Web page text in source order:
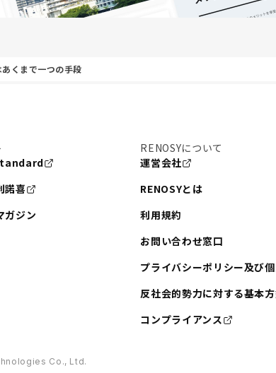
くまで一つの手段
諾喜
ガジン
RENOSYについて
運営会社
RENOSYとは
利用規約
お問い合わせ窓口
プライバシーポリシー及び
反社会的勢力に対する基本
コンプライアンス
Co., Ltd.